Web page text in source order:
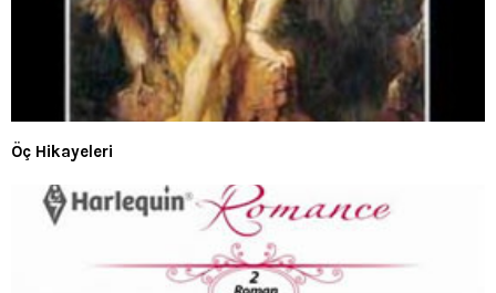
Öç Hikayeleri